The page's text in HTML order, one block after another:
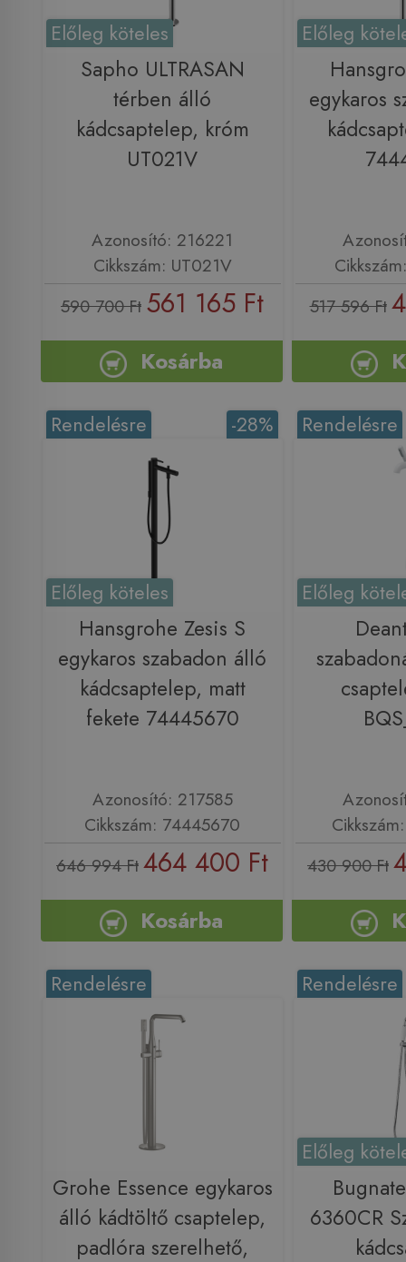
Előleg köteles
Sapho ULTRASAN
térben álló
kádcsaptelep, króm
UT021V
Azonosító: 216221
Cikkszám: UT021V
590 700 Ft 561 165 Ft
Kosárba
Előleg
egykaros
517 596 Ft
-28%
Rendelésre
Előleg köteles
Hansgrohe Zesis S
egykaros szabadon álló
kádcsaptelep, matt
fekete 74445670
Azonosító: 217585
Cikkszám: 74445670
646 994 Ft464 400 Ft
Kosárba
Rendelésre
Előleg
430 900 Ft
Rendelésre
Grohe Essence egykaros
álló kádtöltő csaptelep,
padlóra szerelhető,
Rendelésre
Előleg
6360CR